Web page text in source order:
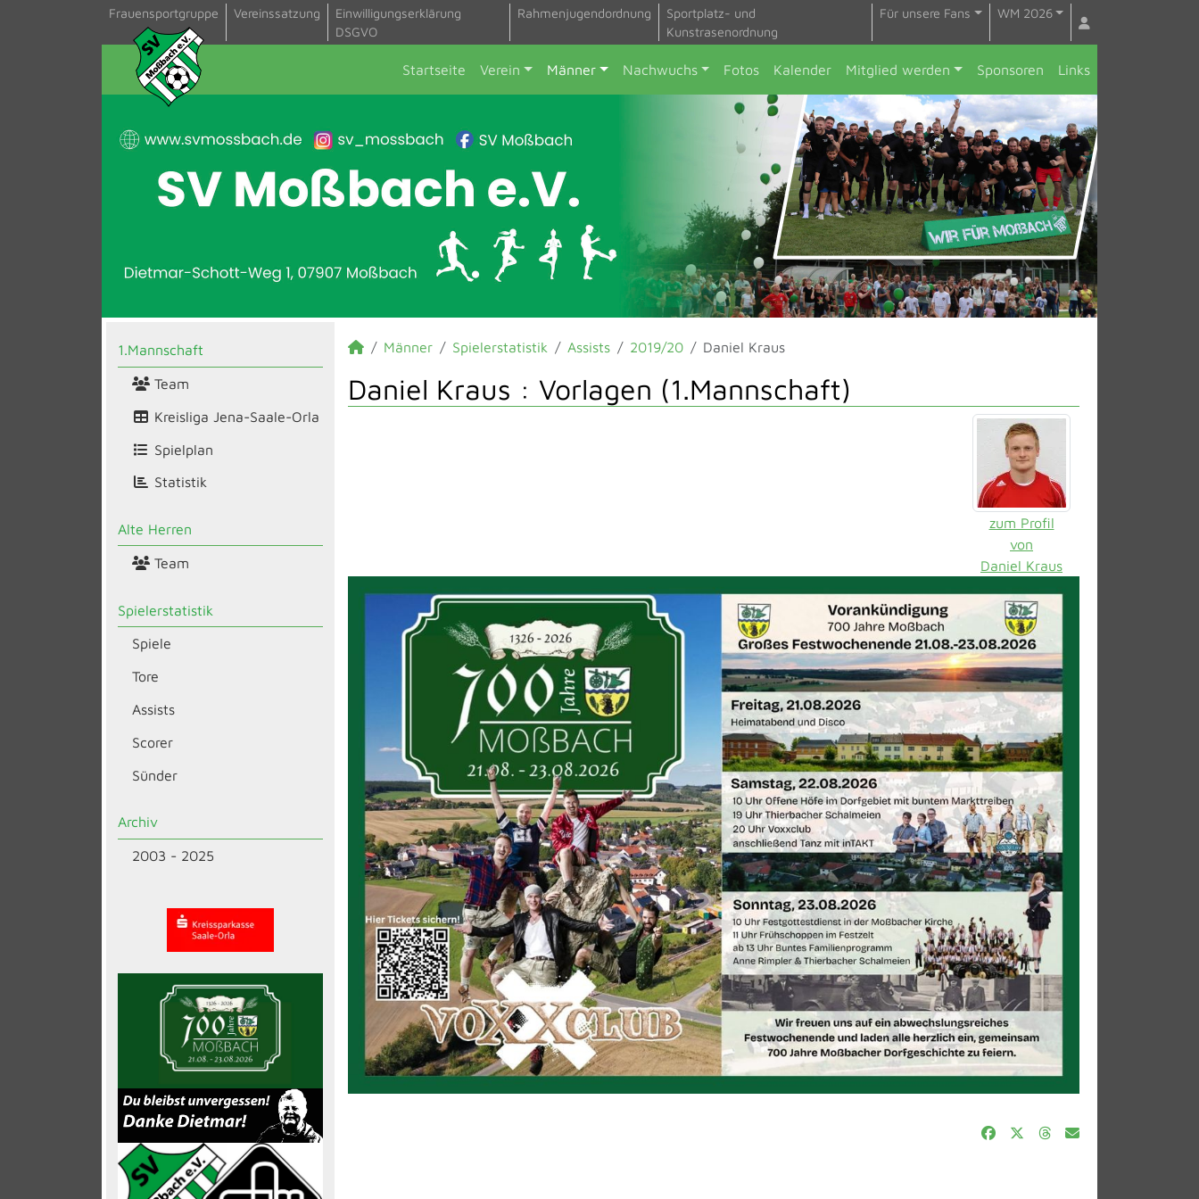
Frauensportgruppe Vereinssatzung
Einwilligungserklärung
DSGVO
Rahmenjugendordnung
Sportplatz- und
Kunstrasenordnung
Für unsere Fans WM 2026
Startseite Verein Männer Nachwuchs Fotos Kalender Mitglied werden Sponsoren Links
1.Mannschaft
Team
Kreisliga Jena-Saale-Orla
Spielplan
Statistik
Alte Herren
Team
Spielerstatistik
Spiele
Tore
Assists
Scorer
Sünder
Archiv
2003 - 2025
Männer Spielerstatistik Assists 2019/20 Daniel Kraus
Daniel Kraus : Vorlagen (1.Mannschaft)
zum Profil
von
Daniel Kraus